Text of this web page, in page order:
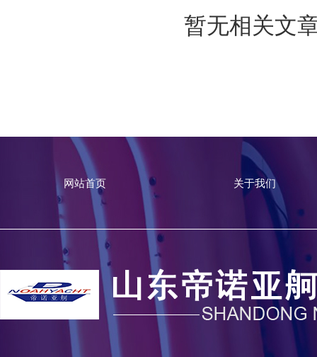
暂无相关文
网站首页 关于我们